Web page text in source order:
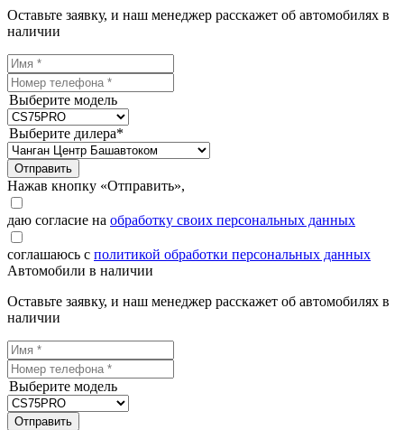
Оставьте заявку, и наш менеджер расскажет об автомобилях в
наличии
Выберите модель
Выберите дилера*
Отправить
Нажав кнопку «Отправить»,
даю согласие на обработку своих персональных данных
соглашаюсь с политикой обработки персональных данных
Автомобили в наличии
Оставьте заявку, и наш менеджер расскажет об автомобилях в
наличии
Выберите модель
Отправить